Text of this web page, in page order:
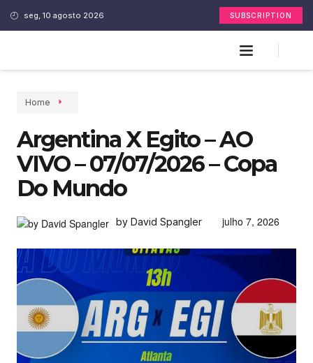
seg, 10 agosto 2026 SUBSCRIPTION
Home
Argentina X Egito – AO
VIVO – 07/07/2026 – Copa
Do Mundo
by David Spangler julho 7, 2026